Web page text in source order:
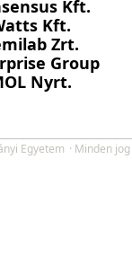
Kft.
Kft.
Zrt.
Group
Nyrt.
Egyetem · Minden